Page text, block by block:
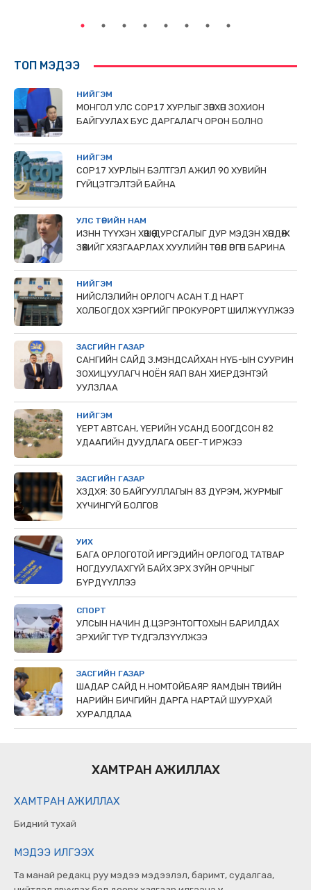
ТОП МЭДЭЭ
НИЙГЭМ
МОНГОЛ УЛС СОР17 ХУРЛЫГ ЗӨВХӨН ЗОХИОН
БАЙГУУЛАХ БУС ДАРГАЛАГЧ ОРОН БОЛНО
НИЙГЭМ
COP17 ХУРЛЫН БЭЛТГЭЛ АЖИЛ 90 ХУВИЙН
ГҮЙЦЭТГЭЛТЭЙ БАЙНА
УЛС ТӨРИЙН НАМ
ИЗНН ТҮҮХЭН ХӨШӨӨ ДУРСГАЛЫГ ДУР МЭДЭН ХӨНДӨЖ
ЗӨӨХИЙГ ХЯЗГААРЛАХ ХУУЛИЙН ТӨСӨЛ ӨРГӨН БАРИНА
НИЙГЭМ
НИЙСЛЭЛИЙН ОРЛОГЧ АСАН Т.Д НАРТ
ХОЛБОГДОХ ХЭРГИЙГ ПРОКУРОРТ ШИЛЖҮҮЛЖЭЭ
ЗАСГИЙН ГАЗАР
САНГИЙН САЙД З.МЭНДСАЙХАН НҮБ-ЫН СУУРИН
ЗОХИЦУУЛАГЧ НОЁН ЯАП ВАН ХИЕРДЭНТЭЙ
УУЛЗЛАА
НИЙГЭМ
ҮЕРТ АВТСАН, ҮЕРИЙН УСАНД БООГДСОН 82
УДААГИЙН ДУУДЛАГА ОБЕГ-Т ИРЖЭЭ
ЗАСГИЙН ГАЗАР
ХЗДХЯ: 30 БАЙГУУЛЛАГЫН 83 ДҮРЭМ, ЖУРМЫГ
ХҮЧИНГҮЙ БОЛГОВ
УИХ
БАГА ОРЛОГОТОЙ ИРГЭДИЙН ОРЛОГОД ТАТВАР
НОГДУУЛАХГҮЙ БАЙХ ЭРХ ЗҮЙН ОРЧНЫГ
БҮРДҮҮЛЛЭЭ
СПОРТ
УЛСЫН НАЧИН Д.ЦЭРЭНТОГТОХЫН БАРИЛДАХ
ЭРХИЙГ ТҮР ТҮДГЭЛЗҮҮЛЖЭЭ
ЗАСГИЙН ГАЗАР
ШАДАР САЙД Н.НОМТОЙБАЯР ЯАМДЫН ТӨРИЙН
НАРИЙН БИЧГИЙН ДАРГА НАРТАЙ ШУУРХАЙ
ХУРАЛДЛАА
ХАМТРАН АЖИЛЛАХ
ХАМТРАН АЖИЛЛАХ
Бидний тухай
МЭДЭЭ ИЛГЭЭХ
Та манай редакц руу мэдээ мэдээлэл, баримт, судалгаа,